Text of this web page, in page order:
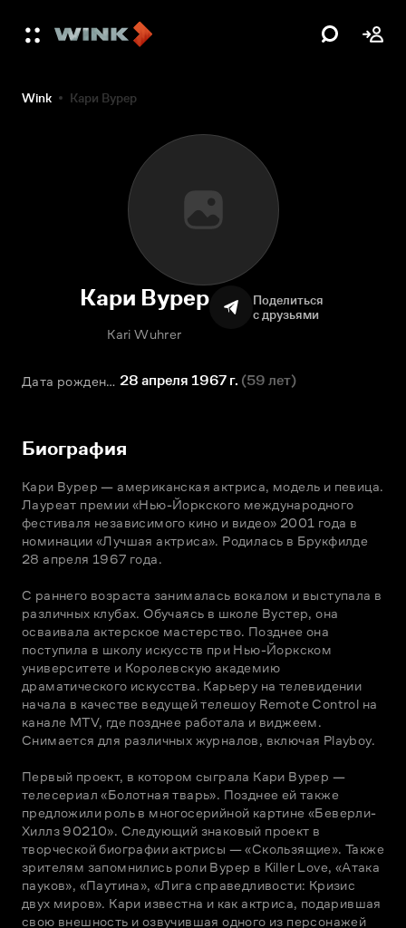
Wink Кари Вурер
Кари Вурер
Kari Wuhrer
Поделиться
с друзьями
Дата рождения 28 апреля 1967 г. (59 лет)
Биография
Кари Вурер — американская актриса, модель и певица.
Лауреат премии «Нью-Йоркского международного
фестиваля независимого кино и видео» 2001 года в
номинации «Лучшая актриса». Родилась в Брукфилде
28 апреля 1967 года.
С раннего возраста занималась вокалом и выступала в
различных клубах. Обучаясь в школе Вустер, она
осваивала актерское мастерство. Позднее она
поступила в школу искусств при Нью-Йоркском
университете и Королевскую академию
драматического искусства. Карьеру на телевидении
начала в качестве ведущей телешоу Remote Control на
канале MTV, где позднее работала и виджеем.
Снимается для различных журналов, включая Playboy.
Первый проект, в котором сыграла Кари Вурер —
телесериал «Болотная тварь». Позднее ей также
предложили роль в многосерийной картине «Беверли-
Хиллз 90210». Следующий знаковый проект в
творческой биографии актрисы — «Скользящие». Также
зрителям запомнились роли Вурер в Killer Love, «Атака
пауков», «Паутина», «Лига справедливости: Кризис
двух миров». Кари известна и как актриса, подарившая
свою внешность и озвучившая одного из персонажей